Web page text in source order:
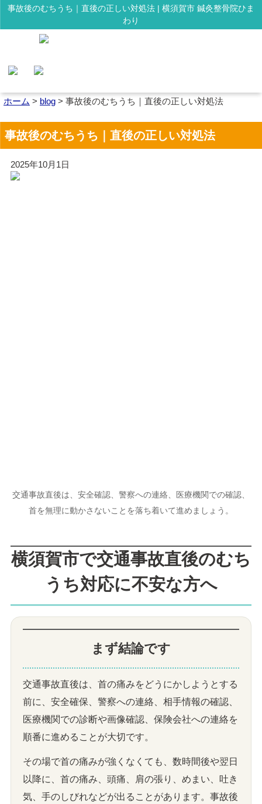
事故後のむちうち｜直後の正しい対処法 | 横須賀市 鍼灸整骨院ひま
わり
ホーム > blog > 事故後のむちうち｜直後の正しい対処法
事故後のむちうち｜直後の正しい対処法
2025年10月1日
交通事故直後は、安全確認、警察への連絡、医療機関での確認、
首を無理に動かさないことを落ち着いて進めましょう。
横須賀市で交通事故直後のむち
うち対応に不安な方へ
まず結論です
交通事故直後は、首の痛みをどうにかしようとする
前に、安全確保、警察への連絡、相手情報の確認、
医療機関での診断や画像確認、保険会社への連絡を
順番に進めることが大切です。
その場で首の痛みが強くなくても、数時間後や翌日
以降に、首の痛み、頭痛、肩の張り、めまい、吐き
気、手のしびれなどが出ることがあります。事故後